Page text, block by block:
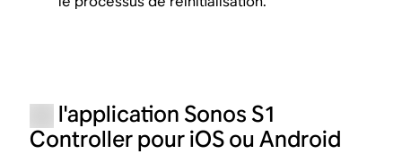
l'application Sonos S1
Controller pour iOS ou Android